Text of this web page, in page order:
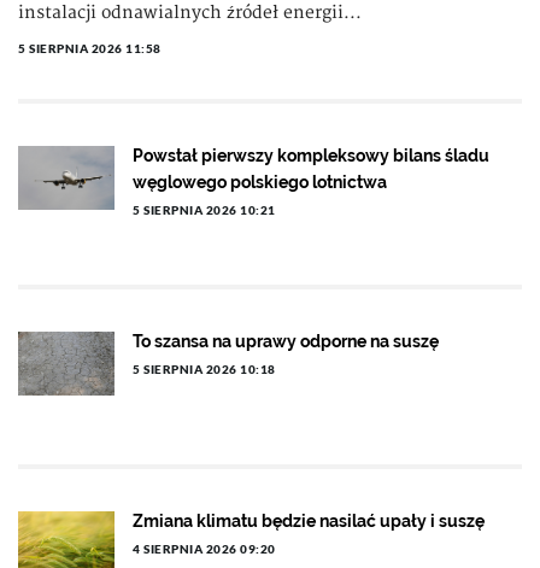
instalacji odnawialnych źródeł energii...
5 SIERPNIA 2026 11:58
Powstał pierwszy kompleksowy bilans śladu
węglowego polskiego lotnictwa
5 SIERPNIA 2026 10:21
To szansa na uprawy odporne na suszę
5 SIERPNIA 2026 10:18
Zmiana klimatu będzie nasilać upały i suszę
4 SIERPNIA 2026 09:20